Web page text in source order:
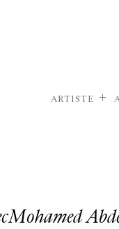
ARTISTE